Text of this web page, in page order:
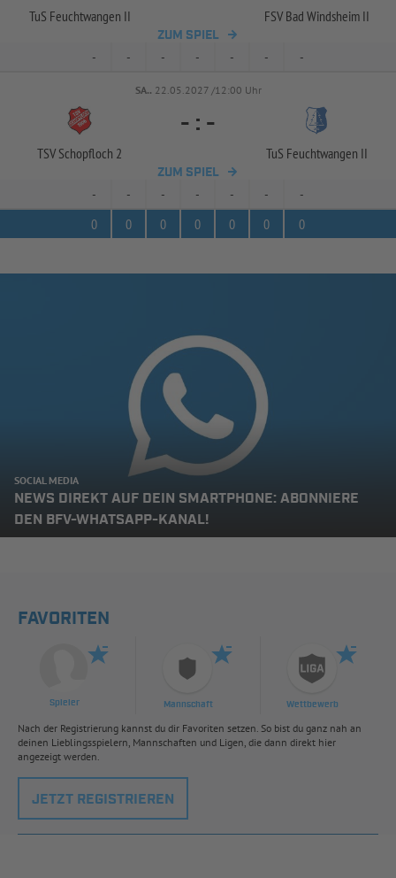
TuS Feuchtwangen II FSV Bad Windsheim II
ZUM SPIEL
- - - - - - -
SA.. 22.05.2027 /12:00 Uhr
TSV Schopfloch 2
- : -
TuS Feuchtwangen II
ZUM SPIEL
- - - - - -
-
0
0 0 0 0 0 0
SOCIAL MEDIA
NEWS DIREKT AUF DEIN SMARTPHONE: ABONNIERE
DEN BFV-WHATSAPP-KANAL!
FAVORITEN
Spieler Mannschaft Wettbewerb
Nach der Registrierung kannst du dir Favoriten setzen. So bist du ganz nah an
deinen Lieblingsspielern, Mannschaften und Ligen, die dann direkt hier
angezeigt werden.
JETZT REGISTRIEREN